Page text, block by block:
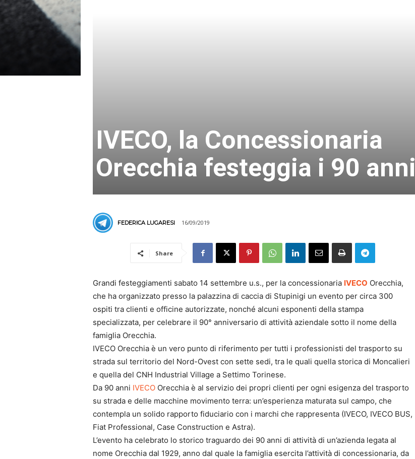
IVECO, la Concessionaria
Orecchia festeggia i 90 anni
FEDERICA LUGARESI 16/09/2019
Share
Grandi festeggiamenti sabato 14 settembre u.s., per la concessionaria IVECO Orecchia,
che ha organizzato presso la palazzina di caccia di Stupinigi un evento per circa 300
ospiti tra clienti e officine autorizzate, nonché alcuni esponenti della stampa
specializzata, per celebrare il 90° anniversario di attività aziendale sotto il nome della
famiglia Orecchia.
IVECO Orecchia è un vero punto di riferimento per tutti i professionisti del trasporto su
strada sul territorio del Nord-Ovest con sette sedi, tra le quali quella storica di Moncalieri
e quella del CNH Industrial Village a Settimo Torinese.
Da 90 anni IVECO Orecchia è al servizio dei propri clienti per ogni esigenza del trasporto
su strada e delle macchine movimento terra: un’esperienza maturata sul campo, che
contempla un solido rapporto fiduciario con i marchi che rappresenta (IVECO, IVECO BUS,
Fiat Professional, Case Construction e Astra).
L’evento ha celebrato lo storico traguardo dei 90 anni di attività di un’azienda legata al
nome Orecchia dal 1929, anno dal quale la famiglia esercita l’attività di concessionaria, da